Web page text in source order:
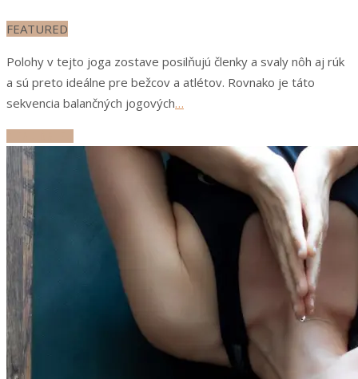
FEATURED
Polohy v tejto joga zostave posilňujú členky a svaly nôh aj rúk
a sú preto ideálne pre bežcov a atlétov. Rovnako je táto
sekvencia balančných jogových…